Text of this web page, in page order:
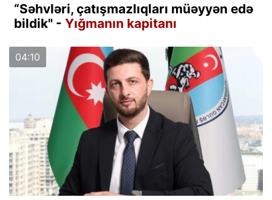
“Səhvləri, çatışmazlıqları müəyyən edə
bildik" - Yığmanın kapitanı
04:10